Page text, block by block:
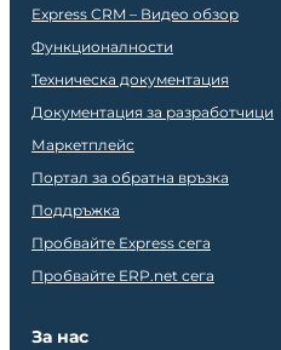
Express CRM – Видео обзор
Функционалности
Техническа документация
Документация за разработчици
Маркетплейс
Портал за обратна връзка
Поддръжка
Пробвайте Express сега
Пробвайте ERP.net сега
За нас